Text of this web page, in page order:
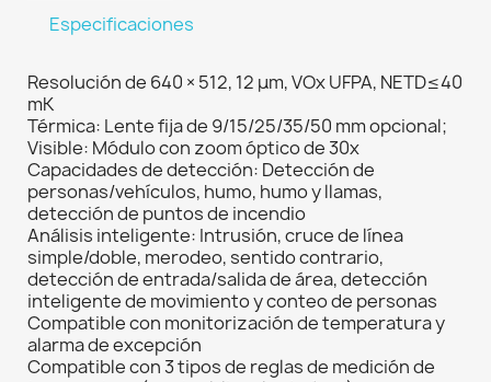
Especificaciones
Resolución de 640 × 512, 12 μm, VOx UFPA, NETD≤40
mK
Térmica: Lente fija de 9/15/25/35/50 mm opcional;
Visible: Módulo con zoom óptico de 30x
Capacidades de detección: Detección de
personas/vehículos, humo, humo y llamas,
detección de puntos de incendio
Análisis inteligente: Intrusión, cruce de línea
simple/doble, merodeo, sentido contrario,
detección de entrada/salida de área, detección
inteligente de movimiento y conteo de personas
Compatible con monitorización de temperatura y
alarma de excepción
Compatible con 3 tipos de reglas de medición de